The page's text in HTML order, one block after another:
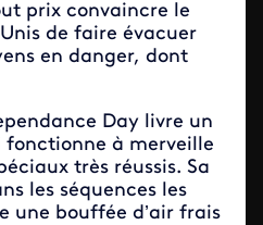
prix convaincre le
de faire évacuer
en danger, dont
Day livre un
à merveille
très réussis. Sa
les séquences les
une bouffée d’air frais